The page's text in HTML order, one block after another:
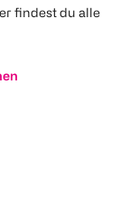
findest du alle